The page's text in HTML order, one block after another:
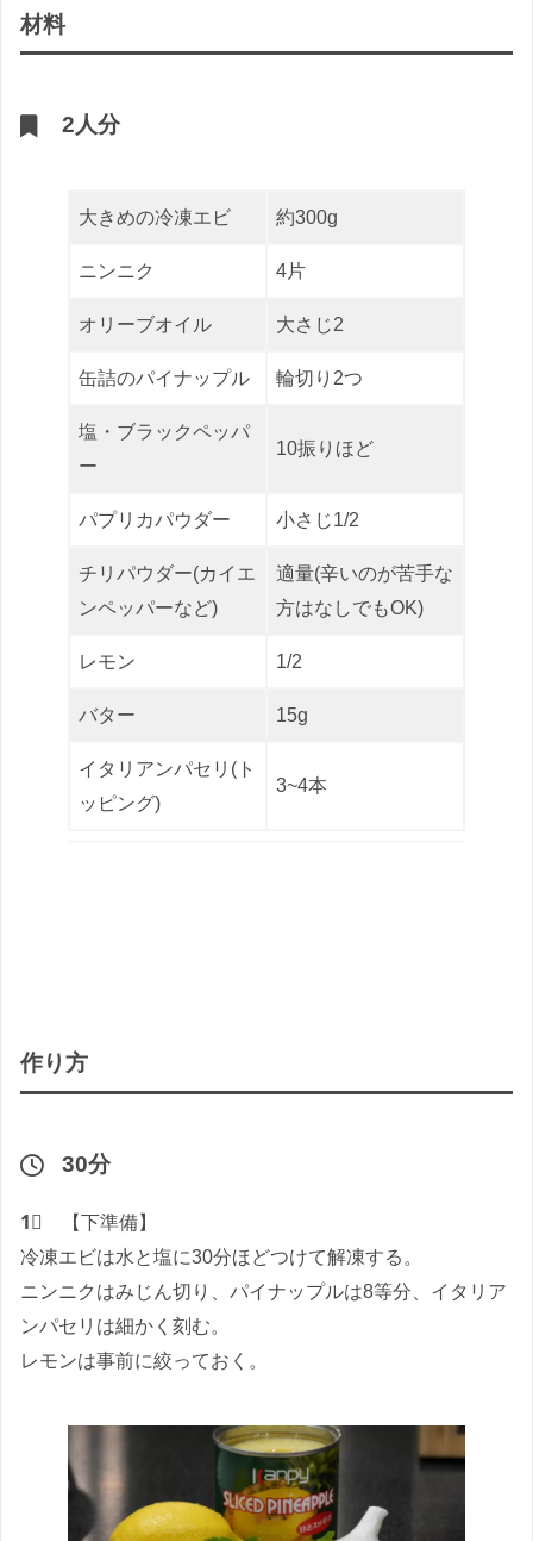
材料
2人分
大きめの冷凍エビ 約300g
ニンニク 4片
オリーブオイル 大さじ2
缶詰のパイナップル 輪切り2つ
塩・ブラックペッパ
ー
10振りほど
パプリカパウダー 小さじ1/2
チリパウダー(カイエ
ンペッパーなど)
適量(辛いのが苦手な
方はなしでもOK)
レモン 1/2
バター 15g
イタリアンパセリ(ト
ッピング)
3~4本
作り方
30分
1⃣
【下準備】
冷凍エビは水と塩に30分ほどつけて解凍する。
ニンニクはみじん切り、パイナップルは8等分、イタリア
ンパセリは細かく刻む。
レモンは事前に絞っておく。